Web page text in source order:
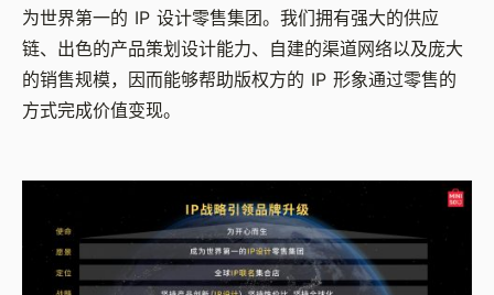
为世界第一的 IP 设计零售集团。我们拥有强大的供应
链、出色的产品策划设计能力、自建的渠道网络以及庞大
的销售规模，因而能够帮助版权方的 IP 形象通过零售的
方式完成价值变现。